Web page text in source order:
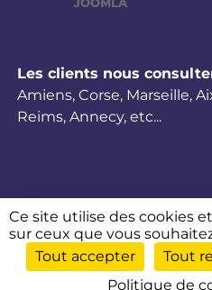
Les clients nous
Amiens, Corse, Marseille,
Reims, Annecy, etc...
©2026 ANSWEBMED - TOUS DROITS
MENTIONS LÉGALES-PLAN DU SITE-
DES
Ce site utilise des cookies
sur ceux que vous
Tout accepter
Tout
Politique de